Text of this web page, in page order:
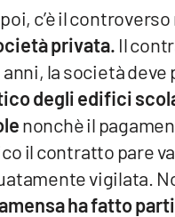
c’è il controverso
privata. Il
la società
degli edifici
nonchè il
il contratto pare
vigilata.
ha fatto